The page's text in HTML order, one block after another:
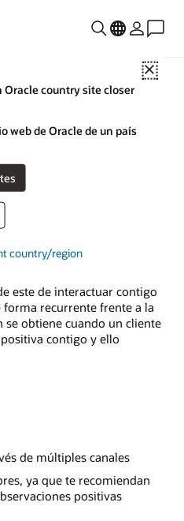
Close
country site closer
web de Oracle de un país
country/region
de
del cliente
una relación emocional
y tu cliente, que se
este de interactuar contigo
recurrente frente a la
se obtiene cuando un cliente
contigo y ello
de múltiples canales
ya que te recomiendan
positivas